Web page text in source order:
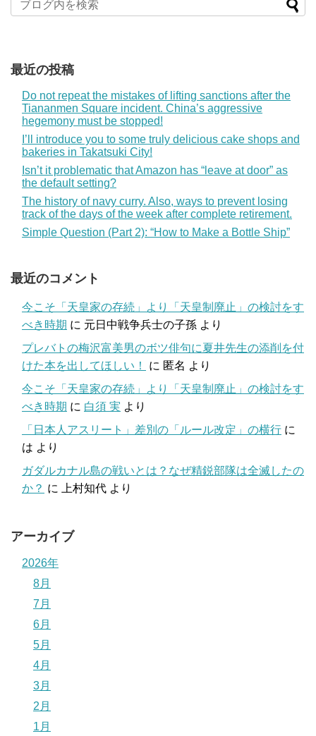
最近の投稿
Do not repeat the mistakes of lifting sanctions after the
Tiananmen Square incident. China’s aggressive
hegemony must be stopped!
I’ll introduce you to some truly delicious cake shops and
bakeries in Takatsuki City!
Isn’t it problematic that Amazon has “leave at door” as
the default setting?
The history of navy curry. Also, ways to prevent losing
track of the days of the week after complete retirement.
Simple Question (Part 2): “How to Make a Bottle Ship”
最近のコメント
今こそ「天皇家の存続」より「天皇制廃止」の検討をす
べき時期 に 元日中戦争兵士の子孫 より
プレバトの梅沢富美男のボツ俳句に夏井先生の添削を付
けた本を出してほしい！
に 匿名 より
今こそ「天皇家の存続」より「天皇制廃止」の検討をす
べき時期 に 白須 実 より
「日本人アスリート」差別の「ルール改定」の横行 に
は より
ガダルカナル島の戦いとは？なぜ精鋭部隊は全滅したの
か？ に 上村知代 より
アーカイブ
2026年
8月
7月
6月
5月
4月
3月
2月
1月